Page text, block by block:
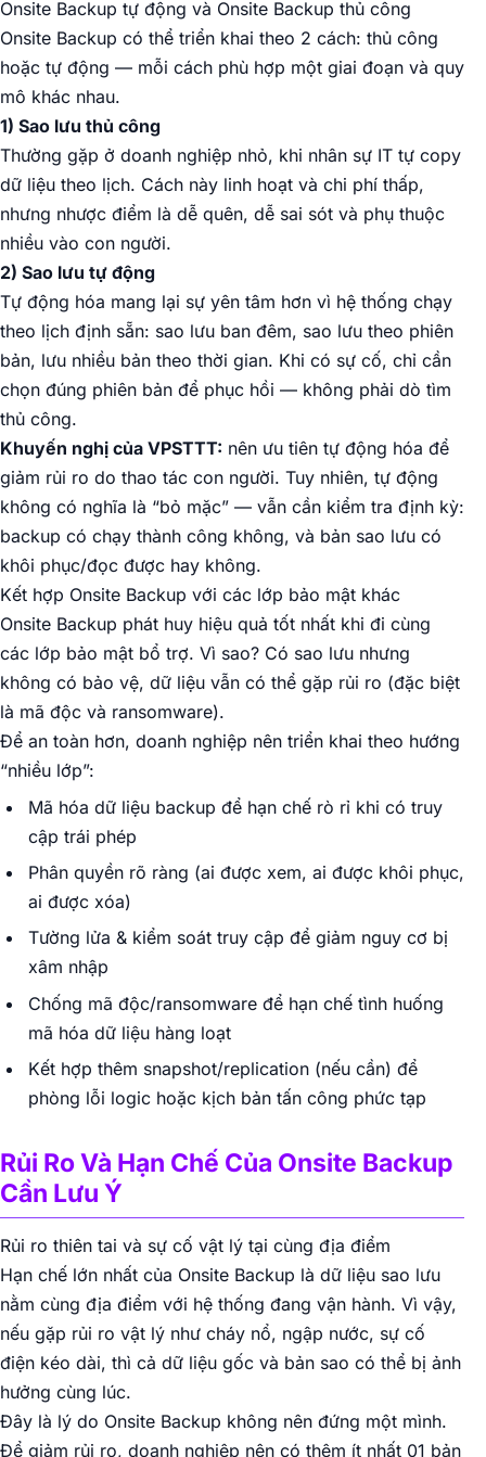
Onsite Backup tự động và Onsite Backup thủ công
Onsite Backup có thể triển khai theo 2 cách: thủ công
hoặc tự động — mỗi cách phù hợp một giai đoạn và quy
mô khác nhau.
1) Sao lưu thủ công
Thường gặp ở doanh nghiệp nhỏ, khi nhân sự IT tự copy
dữ liệu theo lịch. Cách này linh hoạt và chi phí thấp,
nhưng nhược điểm là dễ quên, dễ sai sót và phụ thuộc
nhiều vào con người.
2) Sao lưu tự động
Tự động hóa mang lại sự yên tâm hơn vì hệ thống chạy
theo lịch định sẵn: sao lưu ban đêm, sao lưu theo phiên
bản, lưu nhiều bản theo thời gian. Khi có sự cố, chỉ cần
chọn đúng phiên bản để phục hồi — không phải dò tìm
thủ công.
Khuyến nghị của VPSTTT: nên ưu tiên tự động hóa để
giảm rủi ro do thao tác con người. Tuy nhiên, tự động
không có nghĩa là “bỏ mặc” — vẫn cần kiểm tra định kỳ:
backup có chạy thành công không, và bản sao lưu có
khôi phục/đọc được hay không.
Kết hợp Onsite Backup với các lớp bảo mật khác
Onsite Backup phát huy hiệu quả tốt nhất khi đi cùng
các lớp bảo mật bổ trợ. Vì sao? Có sao lưu nhưng
không có bảo vệ, dữ liệu vẫn có thể gặp rủi ro (đặc biệt
là mã độc và ransomware).
Để an toàn hơn, doanh nghiệp nên triển khai theo hướng
“nhiều lớp”:
Mã hóa dữ liệu backup để hạn chế rò rỉ khi có truy
cập trái phép
Phân quyền rõ ràng (ai được xem, ai được khôi phục,
ai được xóa)
Tường lửa & kiểm soát truy cập để giảm nguy cơ bị
xâm nhập
Chống mã độc/ransomware để hạn chế tình huống
mã hóa dữ liệu hàng loạt
Kết hợp thêm snapshot/replication (nếu cần) để
phòng lỗi logic hoặc kịch bản tấn công phức tạp
Rủi Ro Và Hạn Chế Của Onsite Backup
Cần Lưu Ý
Rủi ro thiên tai và sự cố vật lý tại cùng địa điểm
Hạn chế lớn nhất của Onsite Backup là dữ liệu sao lưu
nằm cùng địa điểm với hệ thống đang vận hành. Vì vậy,
nếu gặp rủi ro vật lý như cháy nổ, ngập nước, sự cố
điện kéo dài, thì cả dữ liệu gốc và bản sao có thể bị ảnh
hưởng cùng lúc.
Đây là lý do Onsite Backup không nên đứng một mình.
Để giảm rủi ro, doanh nghiệp nên có thêm ít nhất 01 bản